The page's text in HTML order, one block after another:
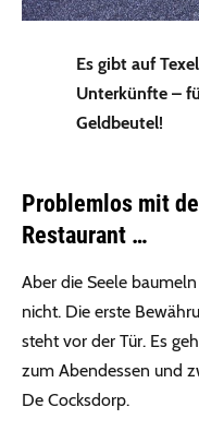
Es gibt auf
Unterkünfte –
Geldbeutel!
Problemlos mit
Restaurant …
Aber die Seele
nicht. Die erste
steht vor der Tür. Es
zum Abendessen und
De Cocksdorp.